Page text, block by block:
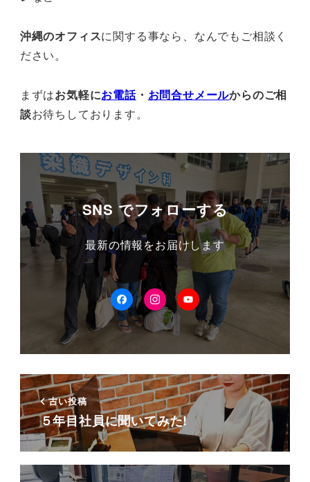
沖縄のオフィスに関する事なら、なんでもご相談く
ださい。
まずはお気軽にお電話・ お問合せメールからのご相
談お待ちしております。
SNS でフォローする
最新の情報をお届けします
facebookInstagramYouTube
古い投稿
５年目社員に聞いてみた!